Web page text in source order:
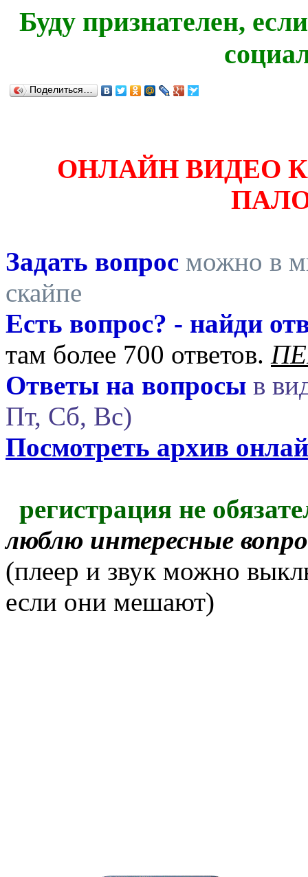
Буду признателен,
Поделиться…
ОНЛАЙН ВИДЕО
Задать вопрос можно в
скайпе
Есть вопрос? - найди
там более 700 ответов.
Ответы на вопросы в
Пт, Сб, Вс)
Посмотреть архив
регистрация не
люблю интересные
(плеер и звук можно
если они мешают)